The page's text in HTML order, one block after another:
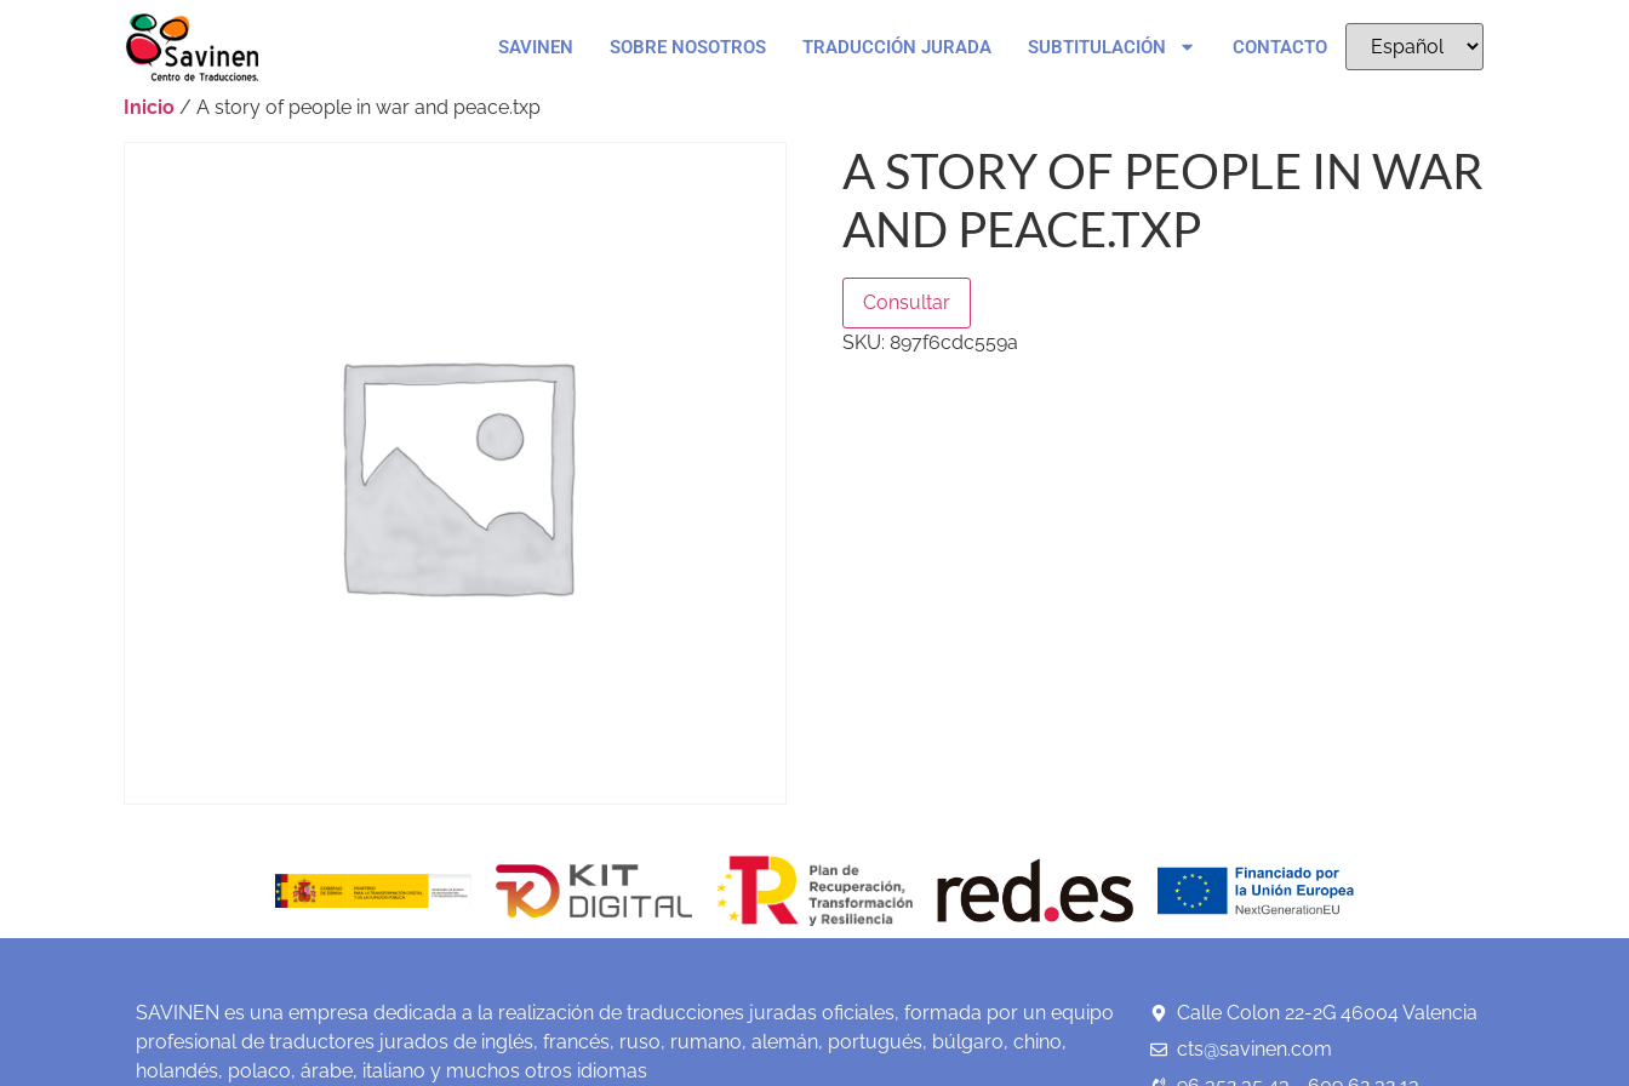
SAVINEN SOBRE NOSOTROS TRADUCCIÓN JURADA SUBTITULACIÓN CONTACTO
Inicio / A story of people in war and peace.txp
A STORY OF PEOPLE IN WAR
AND PEACE.TXP
Consultar
SKU: 897f6cdc559a
SAVINEN es una empresa dedicada a la realización de traducciones juradas oficiales, formada por un equipo
profesional de traductores jurados de inglés, francés, ruso, rumano, alemán, portugués, búlgaro, chino,
holandés, polaco, árabe, italiano y muchos otros idiomas
Calle Colon 22-2G 46004 Valencia
cts@savinen.com